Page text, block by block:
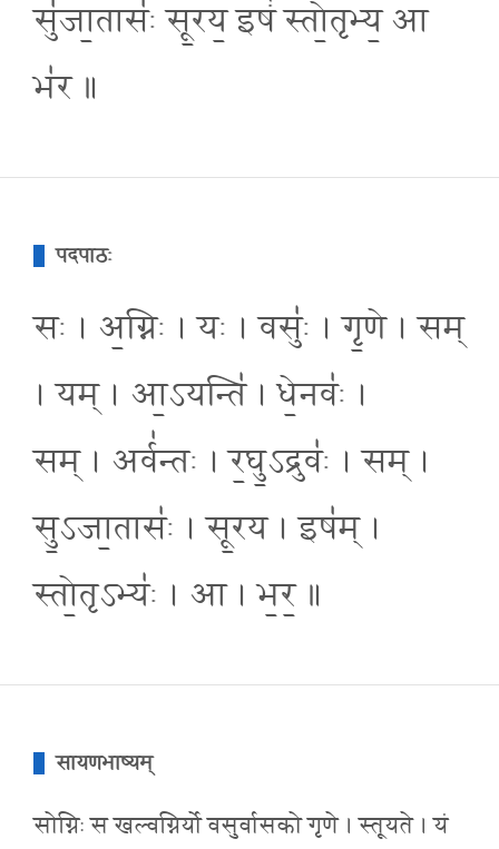
सु॑जा॒तासः॑ सू॒रय॒ इषं॑ स्तो॒तृभ्य॒ आ
भ॑र ॥
पदपाठः
सः । अ॒ग्निः । यः । वसुः॑ । गृ॒णे । सम्
। यम् । आ॒ऽयन्ति॑ । धे॒नवः॑ ।
सम् । अर्व॑न्तः । र॒घु॒ऽद्रुवः॑ । सम् ।
सु॒ऽजा॒तासः॑ । सू॒रय । इष॑म् ।
स्तो॒तृऽभ्यः॑ । आ । भ॒र॒ ॥
सायणभाष्यम्
सोग्निः स खल्वग्निर्यो वसुर्वासको गृणे । स्तूयते । यं